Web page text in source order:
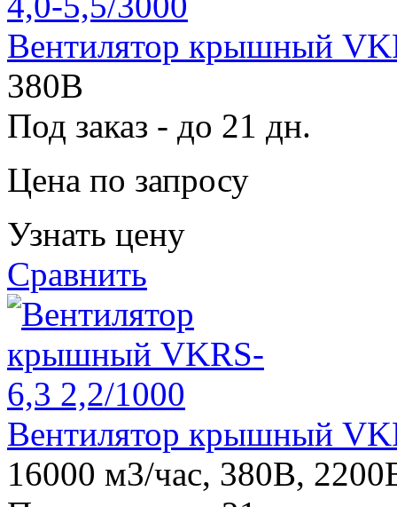
Вентилятор крышный
380В
Под заказ - до 21 дн.
Цена по запросу
Узнать цену
Сравнить
Вентилятор крышный
16000 м3/час, 380В,